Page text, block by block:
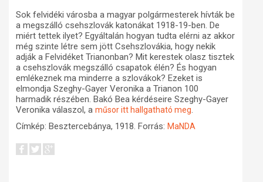
Sok felvidéki városba a magyar polgármesterek hívták be
a megszálló csehszlovák katonákat 1918-19-ben. De
miért tettek ilyet? Egyáltalán hogyan tudta elérni az akkor
még szinte létre sem jött Csehszlovákia, hogy nekik
adják a Felvidéket Trianonban? Mit kerestek olasz tisztek
a csehszlovák megszálló csapatok élén? És hogyan
emlékeznek ma minderre a szlovákok? Ezeket is
elmondja Szeghy-Gayer Veronika a Trianon 100
harmadik részében. Bakó Bea kérdéseire Szeghy-Gayer
Veronika válaszol, a műsor itt hallgatható meg.
Címkép: Besztercebánya, 1918. Forrás: MaNDA